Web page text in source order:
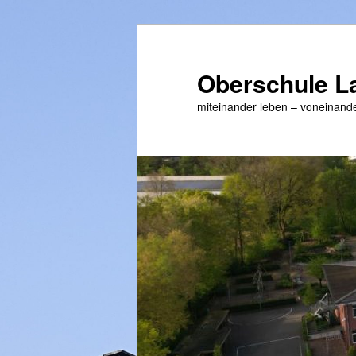
Oberschule
miteinander leben –